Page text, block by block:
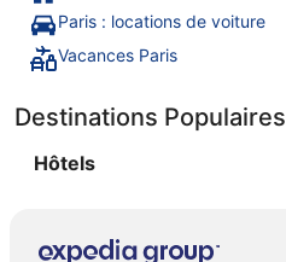
Paris : locations de voiture
Vacances Paris
Destinations Populaires
Hôtels